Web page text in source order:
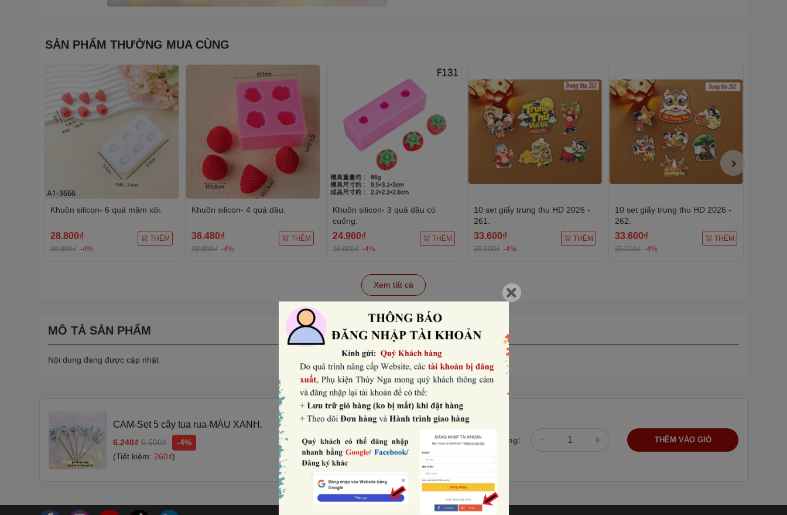
SẢN PHẨM THƯỜNG MUA CÙNG
Khuôn silicon- 6 quả mâm xôi.
28.800₫
30.000₫ -4%
THÊM
Khuôn silicon- 4 quả dâu.
36.480₫
38.000₫ -4%
THÊM
Khuôn silicon- 3 quả dâu có
cuống.
24.960₫
26.000₫ -4%
THÊM
10 set giấy trung thu HD 2026 -
261.
33.600₫
35.000₫ -4%
THÊM
10 set giấy trung thu HD 2026 -
262.
33.600₫
35.000₫ -4%
THÊM
Xem tất cả
MÔ TẢ SẢN PHẨM
Nội dung đang được cập nhật
CAM-Set 5 cây tua rua-MÀU XANH.
6.240₫ 6.500₫
-4%
(Tiết kiệm: 260₫)
Số lượng: THÊM VÀO GIỎ